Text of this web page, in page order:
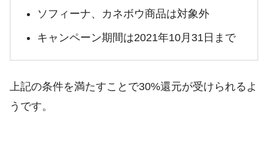
ソフィーナ、カネボウ商品は対象外
キャンペーン期間は2021年10月31日まで
上記の条件を満たすことで30%還元が受けられるよ
うです。